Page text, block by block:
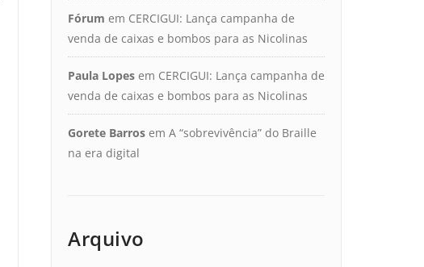
Fórum em CERCIGUI: Lança campanha de
venda de caixas e bombos para as Nicolinas
Paula Lopes em CERCIGUI: Lança campanha de
venda de caixas e bombos para as Nicolinas
Gorete Barros em A “sobrevivência” do Braille
na era digital
Arquivo